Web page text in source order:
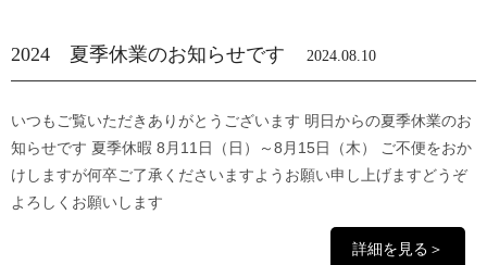
2024 夏季休業のお知らせです 2024.08.10
いつもご覧いただきありがとうございます 明日からの夏季休業のお
知らせです 夏季休暇 8月11日（日）～8月15日（木） ご不便をおか
けしますが何卒ご了承くださいますようお願い申し上げますどうぞ
よろしくお願いします
詳細を見る＞